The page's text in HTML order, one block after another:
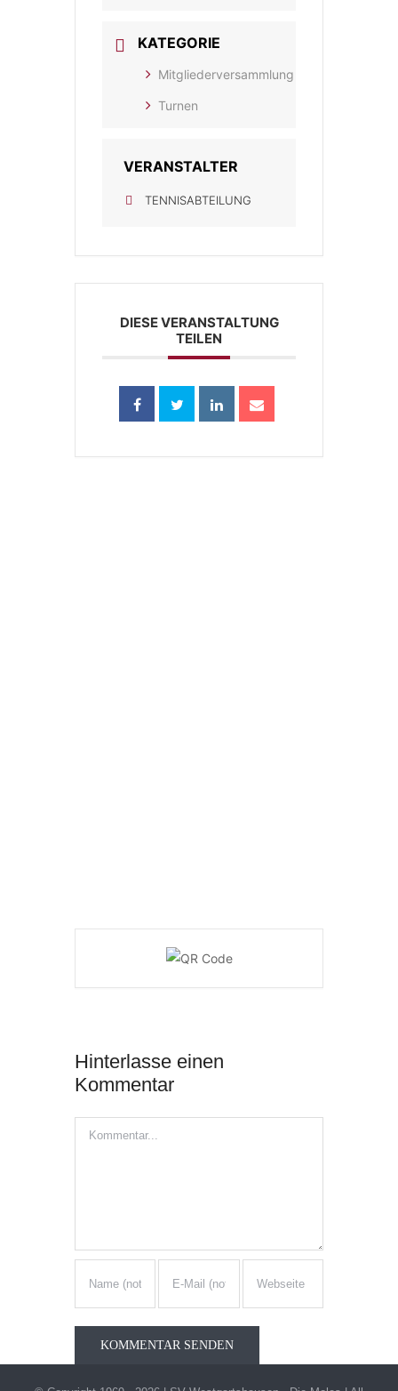
KATEGORIE
Mitgliederversammlung
Turnen
VERANSTALTER
TENNISABTEILUNG
DIESE VERANSTALTUNG
TEILEN
Hinterlasse einen
Kommentar